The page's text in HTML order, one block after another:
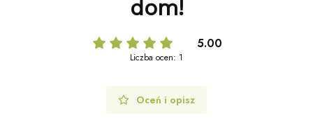
dom!
5.00
Liczba ocen: 1
Oceń i opisz